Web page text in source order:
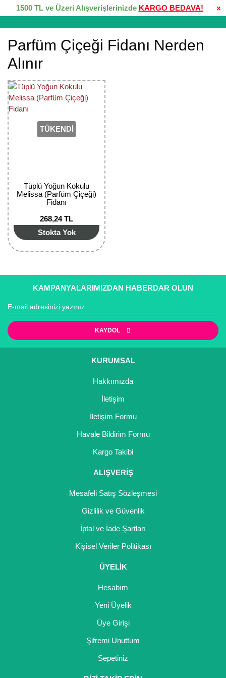
×
1500 TL ve Üzeri Alışverişlerinizde KARGO BEDAVA!
Parfüm Çiçeği Fidanı Nerden
Alınır
TÜKENDİ
Tüplü Yoğun Kokulu
Melissa (Parfüm Çiçeği)
Fidanı
268,24 TL
Stokta Yok
KAMPANYALARIMIZDAN HABERDAR OLUN
KAYDOL
KURUMSAL
Hakkımızda
İletişim
İletişim Formu
Havale Bildirim Formu
Kargo Takibi
ALIŞVERİŞ
Mesafeli Satış Sözleşmesi
Gizlilik ve Güvenlik
İptal ve İade Şartları
Kişisel Veriler Politikası
ÜYELİK
Hesabım
Yeni Üyelik
Üye Girişi
Şifremi Unuttum
Sepetiniz